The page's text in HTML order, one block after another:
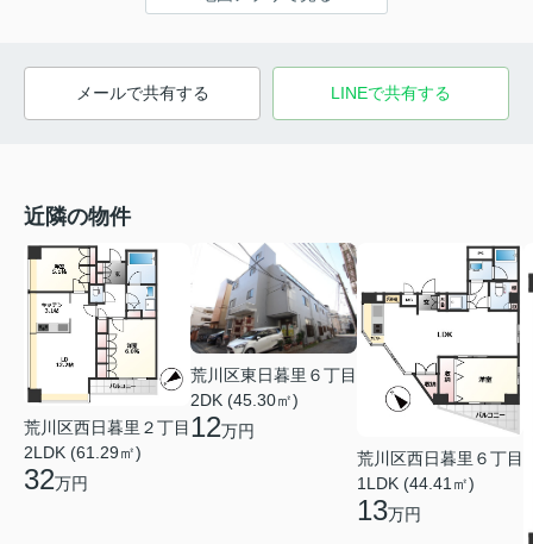
メールで共有する LINEで共有する
近隣の物件
荒川区西日暮里２丁目
2LDK (61.29㎡)
32万円
荒川区東日暮里６丁目
2DK (45.30㎡)
12万円
荒川区西日暮里６丁目
1LDK (44.41㎡)
13万円